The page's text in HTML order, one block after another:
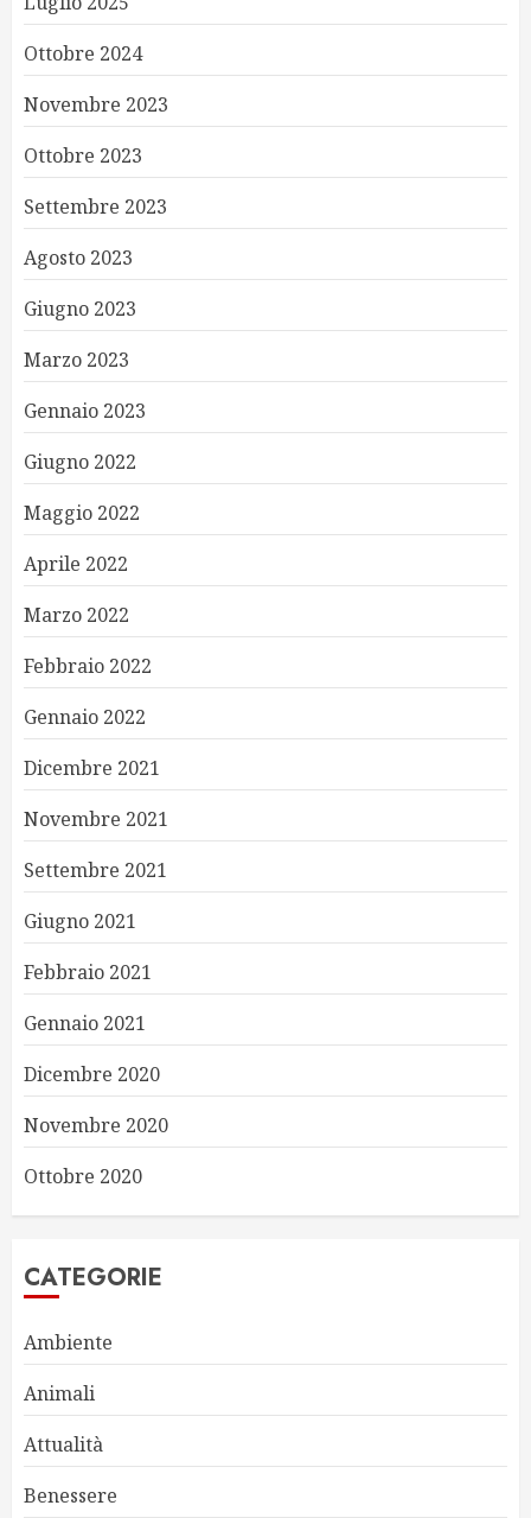
Ottobre 2024
Novembre 2023
Ottobre 2023
Settembre 2023
Agosto 2023
Giugno 2023
Marzo 2023
Gennaio 2023
Giugno 2022
Maggio 2022
Aprile 2022
Marzo 2022
Febbraio 2022
Gennaio 2022
Dicembre 2021
Novembre 2021
Settembre 2021
Giugno 2021
Febbraio 2021
Gennaio 2021
Dicembre 2020
Novembre 2020
Ottobre 2020
CATEGORIE
Ambiente
Animali
Attualità
Benessere